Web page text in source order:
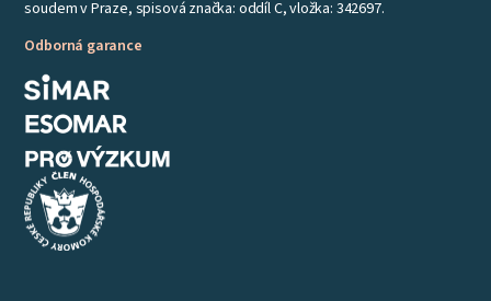
soudem v Praze, spisová značka: oddíl C, vložka: 342697.
Odborná garance